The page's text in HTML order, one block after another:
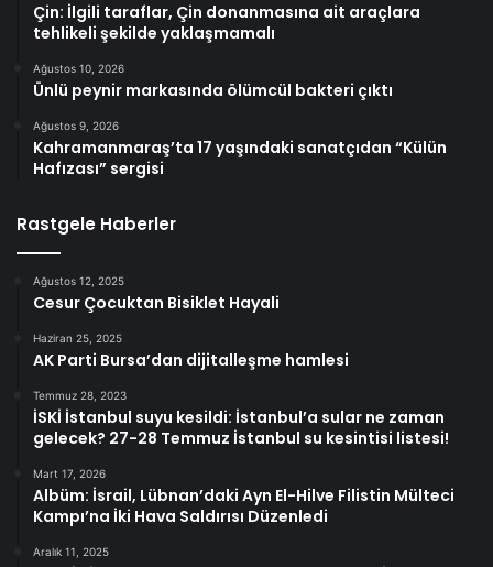
Çin: İlgili taraflar, Çin donanmasına ait araçlara
tehlikeli şekilde yaklaşmamalı
Ağustos 10, 2026
Ünlü peynir markasında ölümcül bakteri çıktı
Ağustos 9, 2026
Kahramanmaraş’ta 17 yaşındaki sanatçıdan “Külün
Hafızası” sergisi
Rastgele Haberler
Ağustos 12, 2025
Cesur Çocuktan Bisiklet Hayali
Haziran 25, 2025
AK Parti Bursa’dan dijitalleşme hamlesi
Temmuz 28, 2023
İSKİ İstanbul suyu kesildi: İstanbul’a sular ne zaman
gelecek? 27-28 Temmuz İstanbul su kesintisi listesi!
Mart 17, 2026
Albüm: İsrail, Lübnan’daki Ayn El-Hilve Filistin Mülteci
Kampı’na İki Hava Saldırısı Düzenledi
Aralık 11, 2025